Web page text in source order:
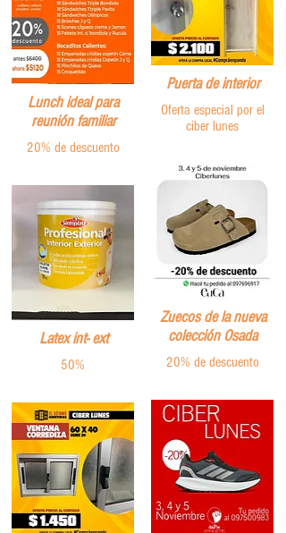
Lunch ideal para
reunión familiar
20% de descuento
Latex int- ext
50%
Puerta de interior
Oferta especial por el
ciber lunes
Zuecos de la nueva
colección Osada
20% de descuento